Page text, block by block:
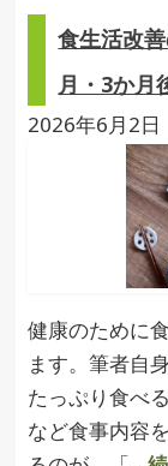
食生活改
月・3か月
2026年6月2日
健康のために
ます。筆者自
たっぷり食べ
など食事内容